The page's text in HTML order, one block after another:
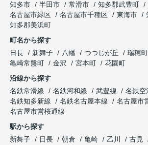
知多市
半田市 常滑市 知多郡武豊町
名古屋市緑区
名古屋市千種区 東海市
知多郡美浜町
町名から探す
日長
新舞子 八幡 つつじが丘 瑞穂町
亀崎常盤町
金沢 宮本町
花園町
沿線から探す
名鉄常滑線
名鉄河和線 武豊線
名鉄空
名鉄知多新線
名鉄名古屋本線
名古屋市
名古屋市営桜通線
駅から探す
新舞子
日長 朝倉 亀崎 乙川 古見